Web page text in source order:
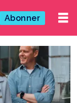
Abonner